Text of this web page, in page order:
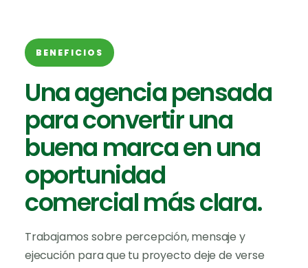
BENEFICIOS
Una agencia pensada
para convertir una
buena marca en una
oportunidad
comercial más clara.
Trabajamos sobre percepción, mensaje y
ejecución para que tu proyecto deje de verse